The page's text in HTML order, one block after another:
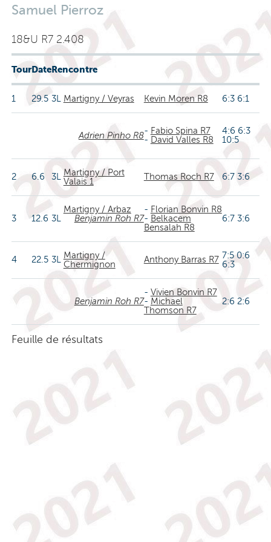
Samuel Pierroz
18&U R7 2.408
TourDateRencontre
1 29.5 3L Martigny / Veyras Kevin Moren R8 6:3 6:1
Adrien Pinho R8- Fabio Spina R7
- David Valles R8
4:6 6:3
10:5
2 6.6 3LMartigny / Port
Valais 1
Thomas Roch R7 6:7 3:6
3 12.6 3L
Martigny / Arbaz
Benjamin Roh R7
- Florian Bonvin R8
- Belkacem
Bensalah R8
6:7 3:6
4 22.5 3LMartigny /
Chermignon
Anthony Barras R7 7:5 0:6
6:3
Benjamin Roh R7
- Vivien Bonvin R7
- Michael
Thomson R7
2:6 2:6
Feuille de résultats